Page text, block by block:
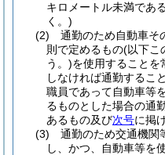
キロメートル未満であ
く。)
(2)
通勤のため自動車そ
則で定めるもの(以下こ
う。)を使用することを
しなければ通勤するこ
職員であって自動車等
るものとした場合の通
あるもの及び次号に掲
(3)
通勤のため交通機関
し、かつ、自動車等を